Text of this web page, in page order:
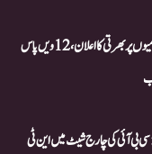
IOCL میں 433 اپرنٹس آسامیوں پر بھرتی کا اعلان، 12ویں پاس
لیک کیس: سی بی آئی کی چارج شیٹ میں این ٹی